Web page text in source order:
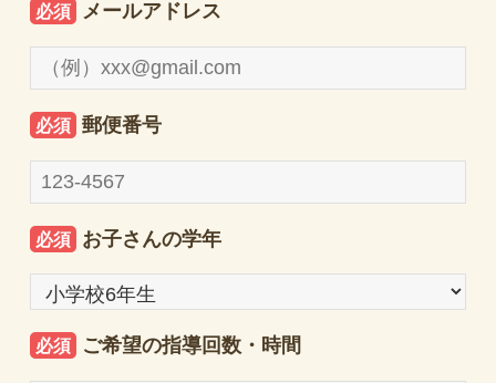
必須 メールアドレス
必須 郵便番号
必須 お子さんの学年
必須 ご希望の指導回数・時間